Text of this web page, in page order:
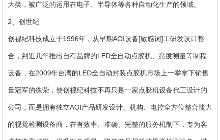
大类，被广泛的运用在电子、半导体等各种自动化生产的领域。
2、创世纪
创视纪科技成立于1996年，从早期AOI设备[敏感词]工研发设计整
合，到近几年推出自有品牌的LED全自动点胶机、亮度测量等制程
设备，在2009年台湾的LED全自动封装点胶机市场上一举拿下销售
量冠军的殊荣，使创视纪科技不再只是一家点胶机设备代工设计的
公司，而是拥有独立AOI产品研发设计、机构、电控全方位整合能力
的视觉检测设备商，在有效率、准确、完整的服务机制下，专为客